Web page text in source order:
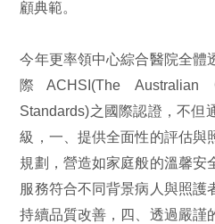
顧典範。
今年更率領中心綜合醫院全體
際ACHSI(The Australian
Standards)之國際認證，不但
級，一、提供全面性的評估與
規劃，營造如家庭般的溫馨安
服務符合不同背景病人與照護
持續品質改善，四、透過嚴謹